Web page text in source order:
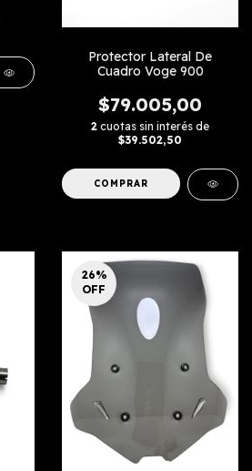
Protector Lateral De
Cuadro Voge 900
$79.005,00
2 cuotas sin interés de
$39.502,50
26%
OFF